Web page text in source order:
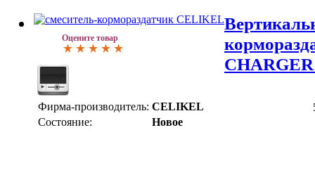
Оцените товар
Фирма-производитель: CELIKEL
Состояние:
Новое